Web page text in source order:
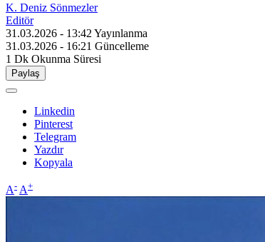
K. Deniz Sönmezler
Editör
31.03.2026 - 13:42 Yayınlanma
31.03.2026 - 16:21 Güncelleme
1 Dk Okunma Süresi
Paylaş
Linkedin
Pinterest
Telegram
Yazdır
Kopyala
A- A+